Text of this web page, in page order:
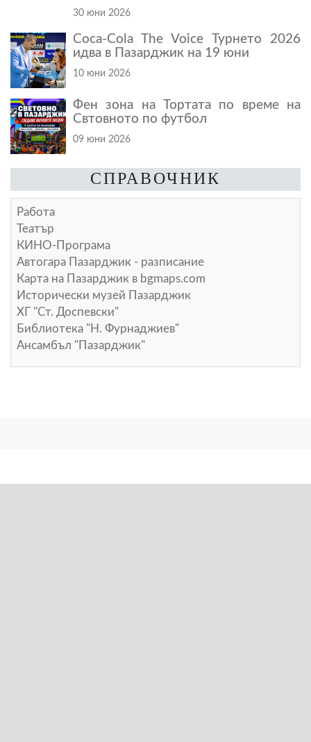
30 юни 2026
Coca-Cola The Voice Турнето 2026
идва в Пазарджик на 19 юни
10 юни 2026
Фен зона на Тортата по време на
Свтовното по футбол
09 юни 2026
СПРАВОЧНИК
Работа
Театър
КИНО-Програма
Автогара Пазарджик - разписание
Карта на Пазарджик в bgmaps.com
Исторически музей Пазарджик
ХГ "Ст. Доспевски"
Библиотека "Н. Фурнаджиев"
Ансамбъл "Пазарджик"